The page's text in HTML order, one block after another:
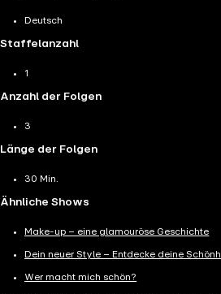
Deutsch
Staffelanzahl
1
Anzahl der Folgen
3
Länge der Folgen
30 Min.
Ähnliche Shows
Make-up – eine glamouröse Geschichte
Dein neuer Style – Entdecke deine
Wer macht mich schön?